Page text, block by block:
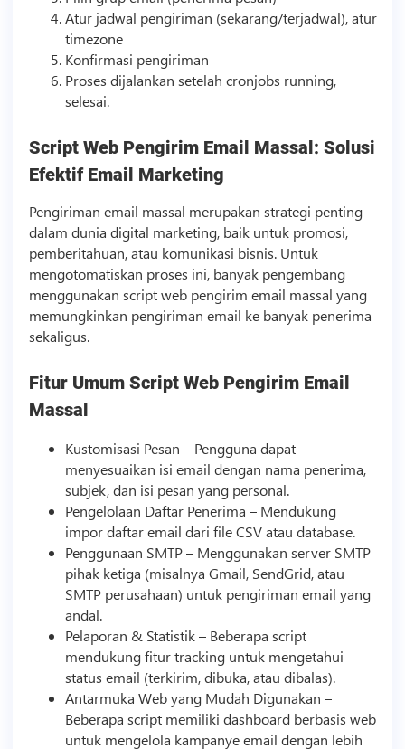
Atur jadwal pengiriman (sekarang/terjadwal), atur
timezone
Konfirmasi pengiriman
Proses dijalankan setelah cronjobs running,
selesai.
ScriptWeb Pengirim Email Massal: Solusi
Efektif Email Marketing
Pengiriman email massal merupakan strategi penting
dalam dunia digital marketing, baik untuk promosi,
pemberitahuan, atau komunikasi bisnis. Untuk
mengotomatiskan proses ini, banyak pengembang
menggunakan scriptweb pengirim email massal yang
memungkinkan pengiriman email ke banyak penerima
sekaligus.
Fitur Umum ScriptWeb Pengirim Email
Massal
Kustomisasi Pesan – Pengguna dapat
menyesuaikan isi email dengan nama penerima,
subjek, dan isi pesan yang personal.
Pengelolaan Daftar Penerima – Mendukung
impor daftar email dari file CSV atau database.
Penggunaan SMTP – Menggunakan server SMTP
pihak ketiga (misalnya Gmail, SendGrid, atau
SMTP perusahaan) untuk pengiriman email yang
andal.
Pelaporan & Statistik – Beberapa script
mendukung fitur tracking untuk mengetahui
status email (terkirim, dibuka, atau dibalas).
Antarmuka Web yang Mudah Digunakan –
Beberapa scriptmemiliki dashboard berbasis web
untuk mengelola kampanye email dengan lebih